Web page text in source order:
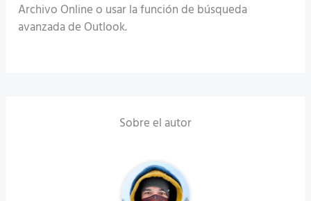
Archivo Online o usar la función de búsqueda
avanzada de Outlook.
Sobre el autor